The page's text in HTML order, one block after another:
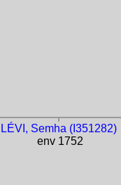
LÉVI, Semha (I351282)
env 1752